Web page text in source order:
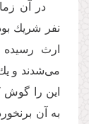
در آن
نفر شریك
ارث
مى‌‌شدند و یك
این را گوش
به آن